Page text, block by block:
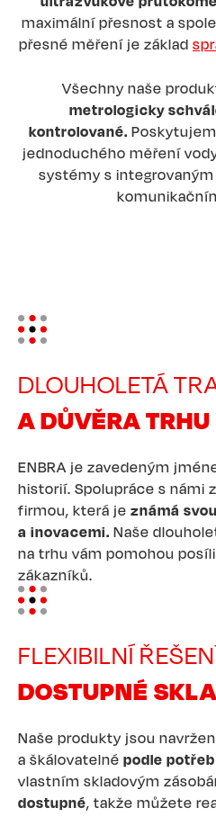
maximální přesnost a
přesné měření je základ
Všechny naše
metrologicky
kontrolované.
jednoduchého měření
systémy s
Image
DLOUHOLETÁ
A DŮVĚRA TRHU
ENBRA je zavedeným
historií. Spolupráce s námi
firmou, která je známá
a inovacemi. Naše
na trhu vám pomohou
zákazníků.
Image
FLEXIBILNÍ
DOSTUPNÉ
Naše produkty jsou
a škálovatelné podle
vlastním skladovým
dostupné, takže můžete